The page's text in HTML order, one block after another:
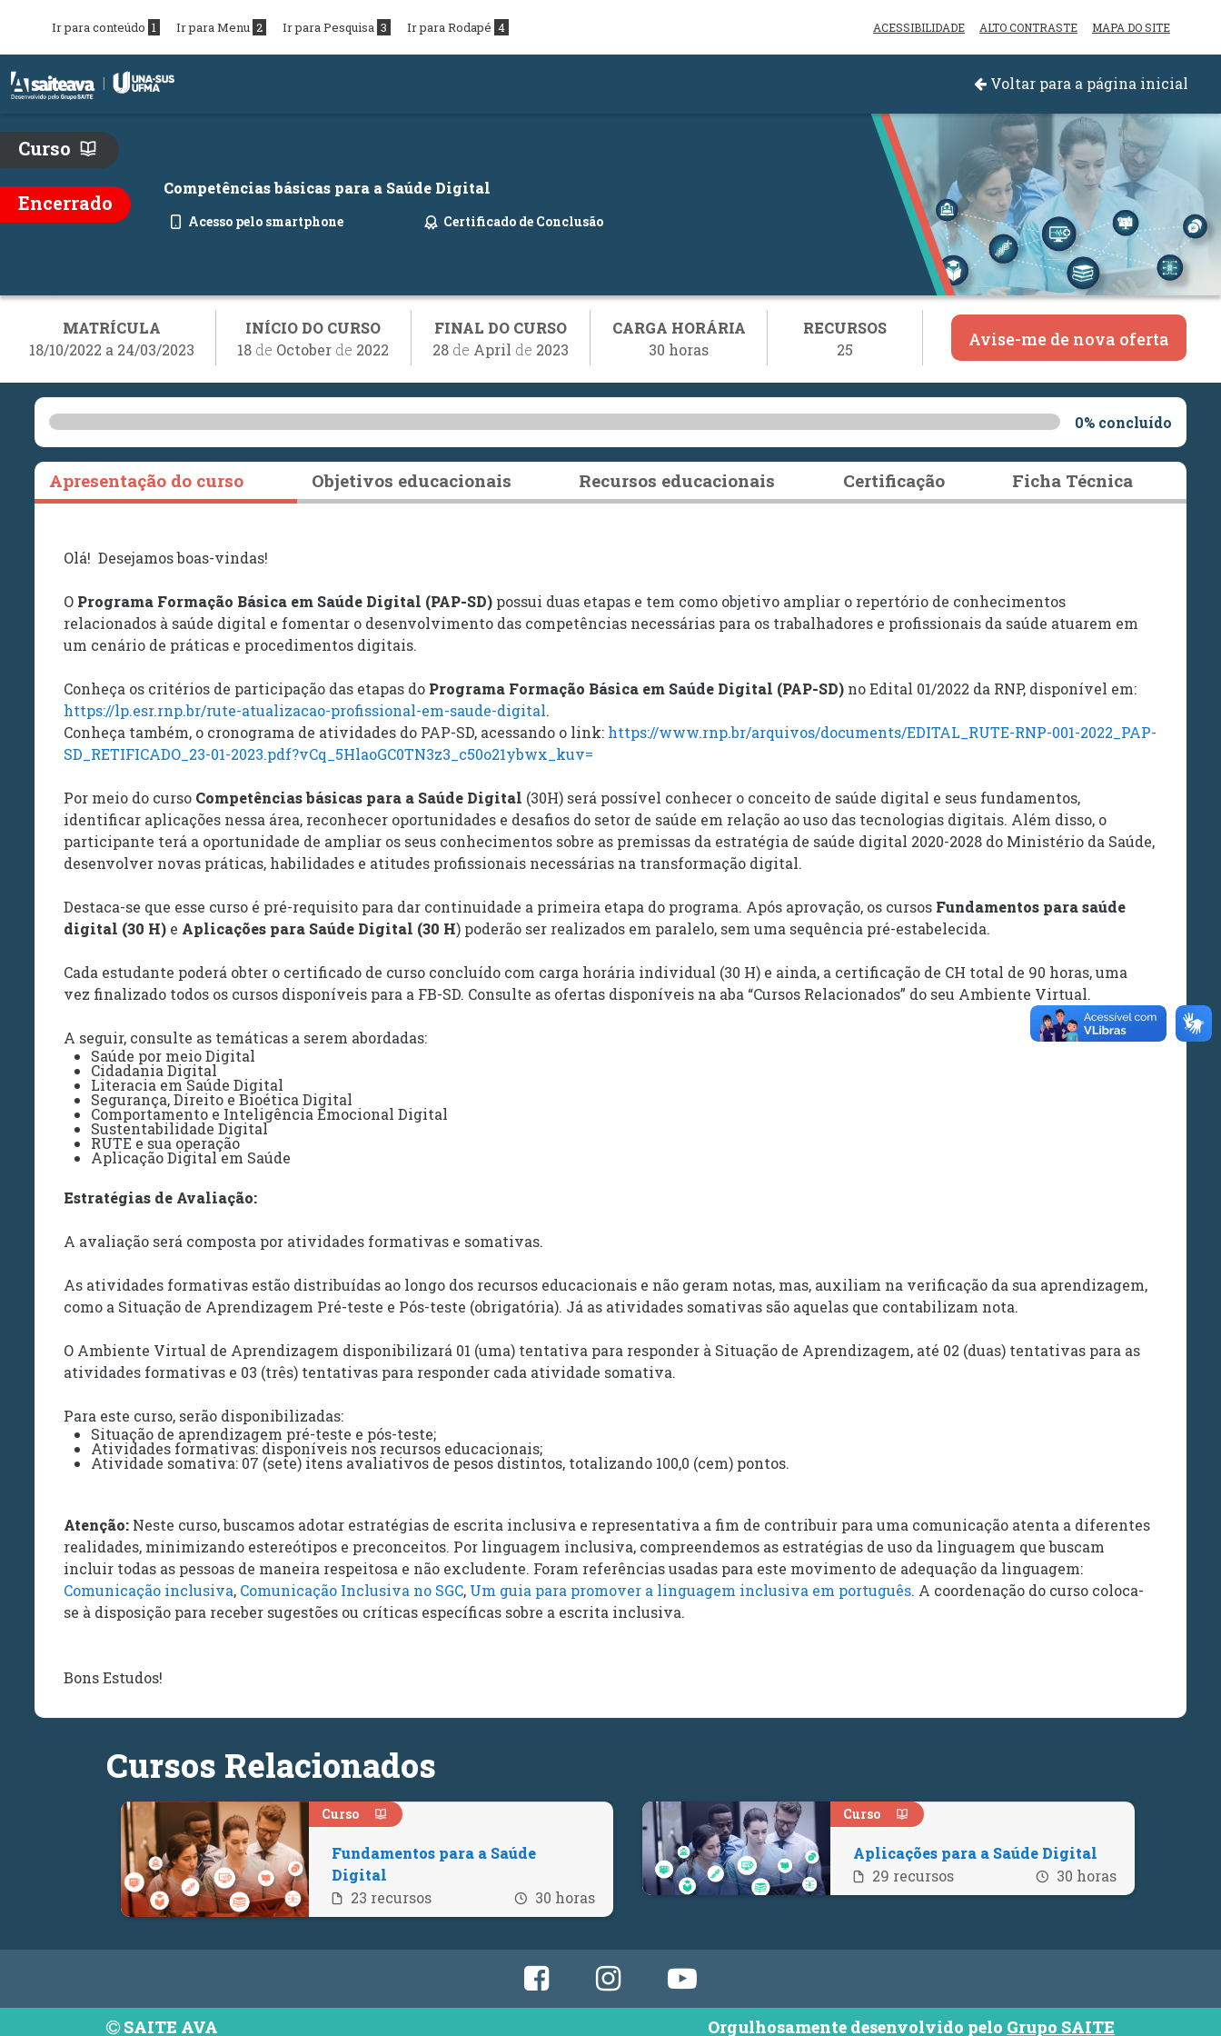
Ir para conteúdo 1 Ir para Menu 2 Ir para Pesquisa 3 Ir para Rodapé 4 ACESSIBILIDADE ALTO CONTRASTE MAPA DO SITE
Inicio do menu
Voltar para a página inicial
Curso
Encerrado
Competências básicas para a Saúde Digital
Acesso pelo smartphone Certificado de Conclusão
MATRÍCULA
18/10/2022 a 24/03/2023
INÍCIO DO CURSO
18 de October de 2022
FINAL DO CURSO
28 de April de 2023
CARGA HORÁRIA
30 horas
RECURSOS
25
Avise-me de nova oferta
0% concluído
Apresentação do curso Objetivos educacionais Recursos educacionais Certificação Ficha Técnica
Olá! Desejamos boas-vindas!
O Programa Formação Básica em Saúde Digital (PAP-SD) possui duas etapas e tem como objetivo ampliar o repertório de conhecimentos
relacionados à saúde digital e fomentar o desenvolvimento das competências necessárias para os trabalhadores e profissionais da saúde atuarem em
um cenário de práticas e procedimentos digitais.
Conheça os critérios de participação das etapas do Programa Formação Básica em Saúde Digital (PAP-SD) no Edital 01/2022 da RNP, disponível em:
https://lp.esr.rnp.br/rute-atualizacao-profissional-em-saude-digital.
Conheça também, o cronograma de atividades do PAP-SD, acessando o link: https://www.rnp.br/arquivos/documents/EDITAL_RUTE-RNP-001-2022_PAP-
SD_RETIFICADO_23-01-2023.pdf?vCq_5HlaoGC0TN3z3_c50o21ybwx_kuv=
Por meio do curso Competências básicas para a Saúde Digital (30H) será possível conhecer o conceito de saúde digital e seus fundamentos,
identificar aplicações nessa área, reconhecer oportunidades e desafios do setor de saúde em relação ao uso das tecnologias digitais. Além disso, o
participante terá a oportunidade de ampliar os seus conhecimentos sobre as premissas da estratégia de saúde digital 2020-2028 do Ministério da Saúde,
desenvolver novas práticas, habilidades e atitudes profissionais necessárias na transformação digital.
Destaca-se que esse curso é pré-requisito para dar continuidade a primeira etapa do programa. Após aprovação, os cursos Fundamentos para saúde
digital (30 H) e Aplicações para Saúde Digital (30 H) poderão ser realizados em paralelo, sem uma sequência pré-estabelecida.
Cada estudante poderá obter o certificado de curso concluído com carga horária individual (30 H) e ainda, a certificação de CH total de 90 horas, uma
vez finalizado todos os cursos disponíveis para a FB-SD. Consulte as ofertas disponíveis na aba “Cursos Relacionados” do seu Ambiente Virtual.
A seguir, consulte as temáticas a serem abordadas:
Saúde por meio Digital
Cidadania Digital
Literacia em Saúde Digital
Segurança, Direito e Bioética Digital
Comportamento e Inteligência Emocional Digital
Sustentabilidade Digital
RUTE e sua operação
Aplicação Digital em Saúde
Estratégias de Avaliação:
A avaliação será composta por atividades formativas e somativas.
As atividades formativas estão distribuídas ao longo dos recursos educacionais e não geram notas, mas, auxiliam na verificação da sua aprendizagem,
como a Situação de Aprendizagem Pré-teste e Pós-teste (obrigatória). Já as atividades somativas são aquelas que contabilizam nota.
O Ambiente Virtual de Aprendizagem disponibilizará 01 (uma) tentativa para responder à Situação de Aprendizagem, até 02 (duas) tentativas para as
atividades formativas e 03 (três) tentativas para responder cada atividade somativa.
Para este curso, serão disponibilizadas:
Situação de aprendizagem pré-teste e pós-teste;
Atividades formativas: disponíveis nos recursos educacionais;
Atividade somativa: 07 (sete) itens avaliativos de pesos distintos, totalizando 100,0 (cem) pontos.
Atenção: Neste curso, buscamos adotar estratégias de escrita inclusiva e representativa a fim de contribuir para uma comunicação atenta a diferentes
realidades, minimizando estereótipos e preconceitos. Por linguagem inclusiva, compreendemos as estratégias de uso da linguagem que buscam
incluir todas as pessoas de maneira respeitosa e não excludente. Foram referências usadas para este movimento de adequação da linguagem:
Comunicação inclusiva, Comunicação Inclusiva no SGC, Um guia para promover a linguagem inclusiva em português. A coordenação do curso coloca-
se à disposição para receber sugestões ou críticas específicas sobre a escrita inclusiva.
Bons Estudos!
Cursos Relacionados
Curso
Fundamentos para a Saúde
Digital
23 recursosQuantidade de recursos
30 horasNúmero de horas
Curso
Aplicações para a Saúde Digital
29 recursosQuantidade de recursos
30 horasNúmero de
FacebookInstagramYouTube
SAITE AVA Orgulhosamente desenvolvido pelo Grupo SAITE